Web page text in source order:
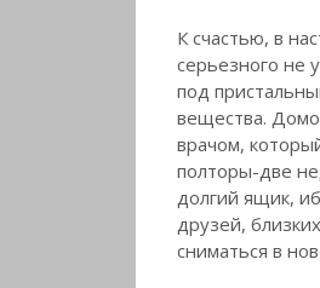
К счастью, в
серьезного не
под
вещества.
врачом,
полторы-две
долгий ящик,
друзей,
сниматься в